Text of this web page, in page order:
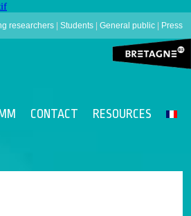
researchers Students General public Press
CONTACT RESOURCES